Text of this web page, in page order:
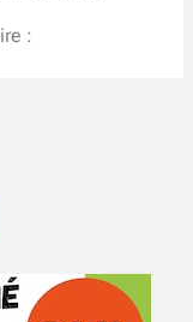
: